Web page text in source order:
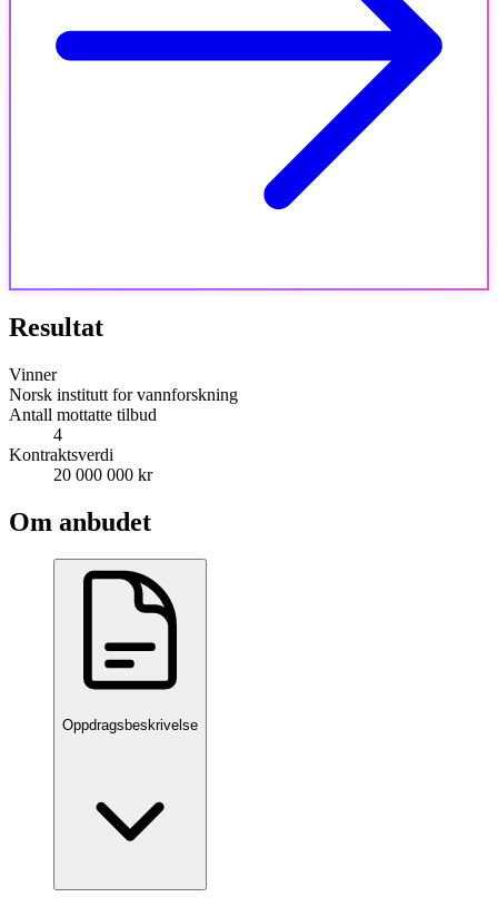
Resultat
Vinner
Norsk institutt for vannforskning
Antall mottatte tilbud
4
Kontraktsverdi
20 000 000 kr
Om anbudet
Oppdragsbeskrivelse